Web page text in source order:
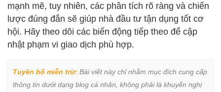
mạnh mẽ, tuy nhiên, các phân tích rõ ràng và chiến
lược đúng đắn sẽ giúp nhà đầu tư tận dụng tốt cơ
hội. Hãy theo dõi các biến động tiếp theo để cập
nhật phạm vi giao dịch phù hợp.
Tuyên bố miễn trừ: Bài viết này chỉ nhằm mục đích cung cấp
thông tin dưới dạng blog cá nhân, không phải là khuyến nghị